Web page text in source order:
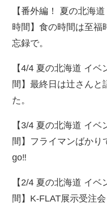
【番外編！ 夏の北海
時間】食の時間は至福
忘録で。
【4/4 夏の北海道 イベ
間】最終日は辻さんと
た。
【3/4 夏の北海道 イベ
間】フライマンばかり
go‼️
【2/4 夏の北海道 イベ
間】K-FLAT展示受注